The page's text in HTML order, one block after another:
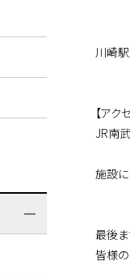
川崎
【アク
JR南
施設
最後
皆様の